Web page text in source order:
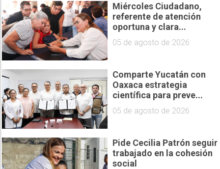
Miércoles Ciudadano,
referente de atención
oportuna y clara...
05 de agosto de 2026
Comparte Yucatán con
Oaxaca estrategia
científica para preve...
05 de agosto de 2026
Pide Cecilia Patrón seguir
trabajado en la cohesión
social